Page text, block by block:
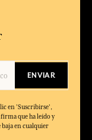
ENVIAR
en 'Suscribirse',
que ha leído y
baja en cualquier